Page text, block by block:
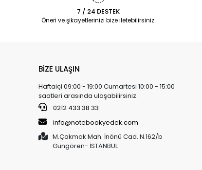
7 / 24 DESTEK
Öneri ve şikayetlerinizi bize iletebilirsiniz.
BİZE ULAŞIN
Haftaiçi 09:00 - 19:00 Cumartesi 10:00 - 15:00
saatleri arasında ulaşabilirsiniz.
0212 433 38 33
info@notebookyedek.com
M.Çakmak Mah. İnönü Cad. N.162/b
Güngören- İSTANBUL